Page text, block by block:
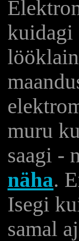
kuidagi
muru
saagi -
näha.
Isegi
samal